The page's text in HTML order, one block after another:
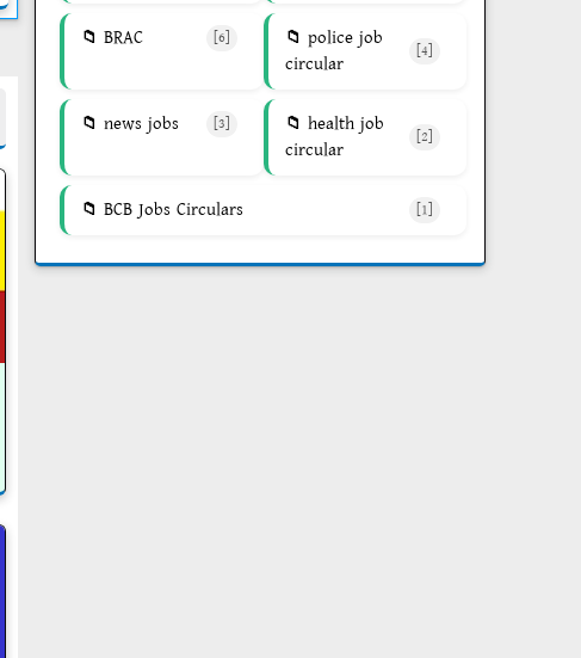
BRAC [6]
police job
circular
[4]
news jobs [3]
health job
circular
[2]
BCB Jobs Circulars [1]